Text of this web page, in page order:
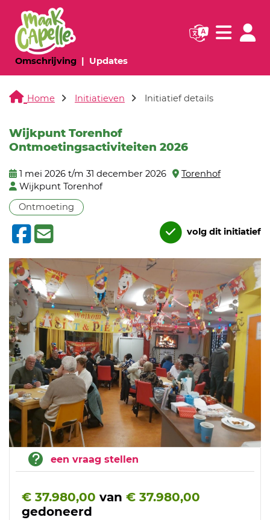
Omschrijving(huidige pagina)
Updates(huidige pagina)
Navigatie
Home Initiatieven Initiatief details
Wijkpunt Torenhof
Ontmoetingsactiviteiten 2026
1 mei 2026 t/m 31 december 2026
Torenhof
Wijkpunt Torenhof
Ontmoeting
volg dit initiatief
een vraag stellen
€ 37.980,00 van € 37.980,00
gedoneerd